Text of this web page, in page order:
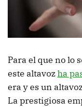
Para el que no lo
este altavozha
era y es un
La prestigiosa